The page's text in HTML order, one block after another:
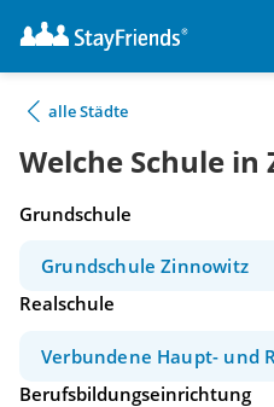
alle Städte
Welche Schule in
Grundschule
Grundschule Zinnowitz
Realschule
Verbundene Haupt- und
Berufsbildungseinrichtung